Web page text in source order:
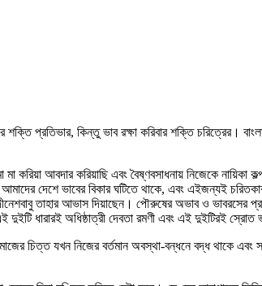
প্রতিভার, কিন্তু ভাব রক্ষা করিবার শক্তি চরিত্রের।
আবদার করিয়াছি এবং বৈষ্ণবসাধনায় নিজেকে নায়িকা
দেশে ভাবের বিকার ঘটিতে থাকে, এবং এইজন্যই
তাহার আভাস দিয়াছেন। পৌরুষের অভাব ও ভাবরসের
দুইটি ধারারই অধিষ্ঠাত্রী দেবতা রমণী এবং এই দুইটিরই
চিত্ত যখন নিজের বর্তমান অবস্থা-বন্ধনে বদ্ধ থাকে এবং